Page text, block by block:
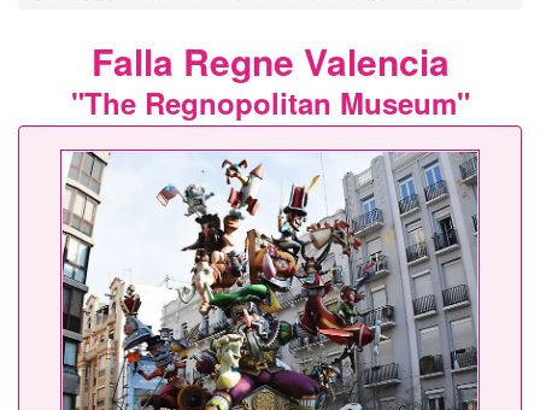
Falla Regne Valencia
"The Regnopolitan Museum"